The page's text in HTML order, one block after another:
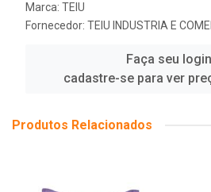
Marca: TEIU
Fornecedor: TEIU INDUSTRIA E
Faça seu
cadastre-se para ver
Produtos Relacionados